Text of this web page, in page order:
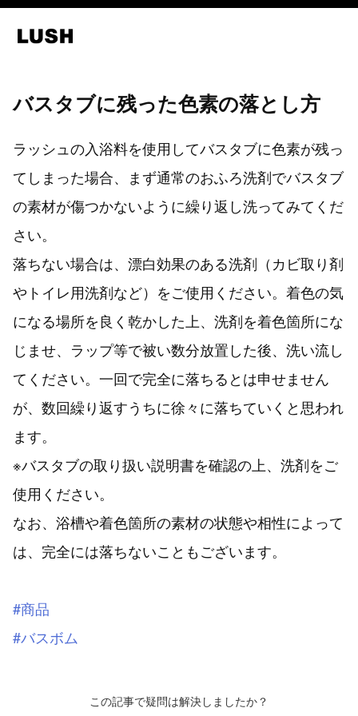
バスタブに残った色素の落とし方
ラッシュの入浴料を使用してバスタブに色素が残っ
てしまった場合、まず通常のおふろ洗剤でバスタブ
の素材が傷つかないように繰り返し洗ってみてくだ
さい。
落ちない場合は、漂白効果のある洗剤（カビ取り剤
やトイレ用洗剤など）をご使用ください。着色の気
になる場所を良く乾かした上、洗剤を着色箇所にな
じませ、ラップ等で被い数分放置した後、洗い流し
てください。一回で完全に落ちるとは申せません
が、数回繰り返すうちに徐々に落ちていくと思われ
ます。
※バスタブの取り扱い説明書を確認の上、洗剤をご
使用ください。
なお、浴槽や着色箇所の素材の状態や相性によって
は、完全には落ちないこともございます。
#商品
#バスボム
この記事で疑問は解決しましたか？